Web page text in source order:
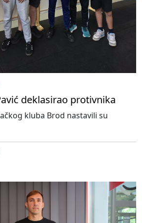
deklasirao protivnika
kluba Brod nastavili su